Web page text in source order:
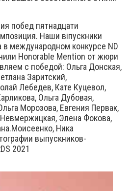
побед пятнадцати
Наши віпускники
международном конкурсе ND
Honorable Mention от жюри
с победой: Ольга Донская,
Заритский,
Лебедев, Кате Куцевол,
Ольга Дубовая,
Морозова, Евгения Первак,
Элена Фокова,
Ника
выпускников-
2021